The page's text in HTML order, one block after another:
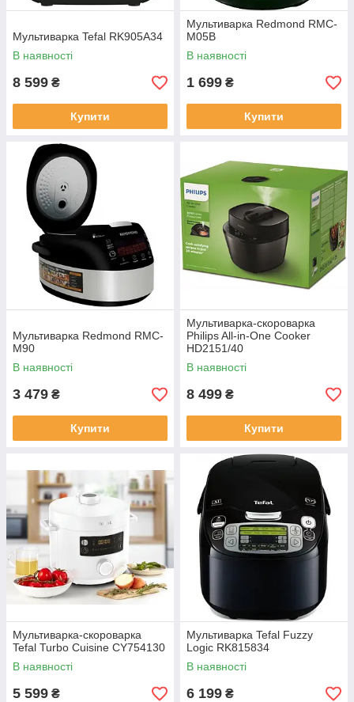
Мультиварка Tefal RK905A34
В наявності
8 599 ₴
Купити
Мультиварка Redmond RMC-
M05B
В наявності
1 699 ₴
Купити
Мультиварка Redmond RMC-
M90
В наявності
3 479 ₴
Купити
Мультиварка-скороварка
Philips All-in-One Cooker
HD2151/40
В наявності
8 499 ₴
Купити
Мультиварка-скороварка
Tefal Turbo Cuisine CY754130
В наявності
5 599 ₴
Мультиварка Tefal Fuzzy
Logic RK815834
В наявності
6 199 ₴